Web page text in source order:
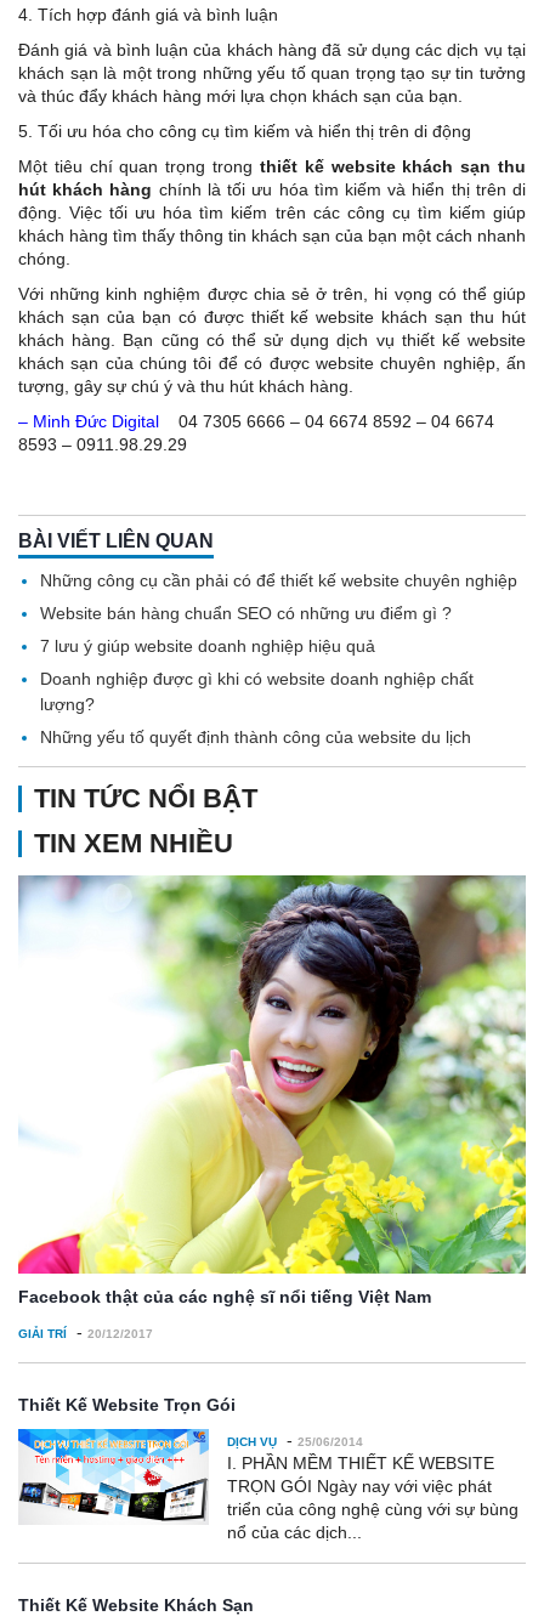
4. Tích hợp đánh giá và bình luận
Đánh giá và bình luận của khách hàng đã sử dụng các dịch vụ tại
khách sạn là một trong những yếu tố quan trọng tạo sự tin tưởng
và thúc đẩy khách hàng mới lựa chọn khách sạn của bạn.
5. Tối ưu hóa cho công cụ tìm kiếm và hiển thị trên di động
Một tiêu chí quan trọng trong thiết kế website khách sạn thu
hút khách hàng chính là tối ưu hóa tìm kiếm và hiển thị trên di
động. Việc tối ưu hóa tìm kiếm trên các công cụ tìm kiếm giúp
khách hàng tìm thấy thông tin khách sạn của bạn một cách nhanh
chóng.
Với những kinh nghiệm được chia sẻ ở trên, hi vọng có thể giúp
khách sạn của bạn có được thiết kế website khách sạn thu hút
khách hàng. Bạn cũng có thể sử dụng dịch vụ thiết kế website
khách sạn của chúng tôi để có được website chuyên nghiệp, ấn
tượng, gây sự chú ý và thu hút khách hàng.
– Minh Đức Digital 04 7305 6666 – 04 6674 8592 – 04 6674
8593 – 0911.98.29.29
BÀI VIẾT LIÊN QUAN
Những công cụ cần phải có để thiết kế website chuyên nghiệp
Website bán hàng chuẩn SEO có những ưu điểm gì ?
7 lưu ý giúp website doanh nghiệp hiệu quả
Doanh nghiệp được gì khi có website doanh nghiệp chất
lượng?
Những yếu tố quyết định thành công của website du lịch
TIN TỨC NỔI BẬT
TIN XEM NHIỀU
Facebook thật của các nghệ sĩ nổi tiếng Việt Nam
GIẢI TRÍ - 20/12/2017
Thiết Kế Website Trọn Gói
DỊCH VỤ - 25/06/2014
I. PHẦN MỀM THIẾT KẾ WEBSITE
TRỌN GÓI Ngày nay với việc phát
triển của công nghệ cùng với sự bùng
nổ của các dịch...
Thiết Kế Website Khách Sạn